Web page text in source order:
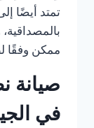
تمتد أيضًا
ممكن وفقًا
في